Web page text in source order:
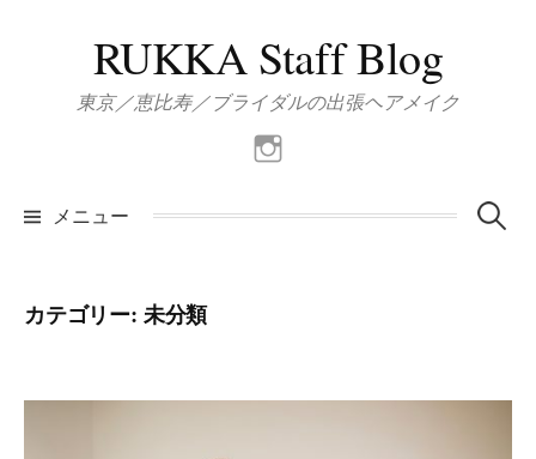
ス
プ
RUKKA Staff Blog
東京／恵比寿／ブライダルの出張ヘアメイク
メニュー 検
カテゴリー: 未分類